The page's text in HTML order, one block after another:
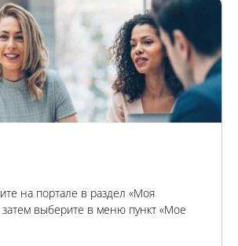
на портале в раздел «Моя
затем выберите в меню пункт «Мое